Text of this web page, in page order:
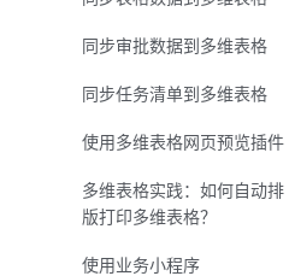
同步审批数据到多维表格
同步任务清单到多维表格
使用多维表格网页预览插件
多维表格实践：如何自动排
版打印多维表格？
使用业务小程序